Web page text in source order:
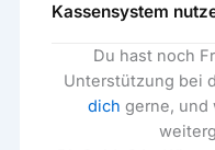
Kosten der
Kassensystem
Du hast noch
Unterstützung bei
dich gerne, und